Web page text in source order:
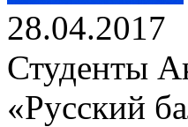
28.04.2017
Студенты
«Русский